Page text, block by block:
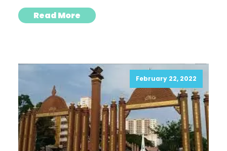
Read More
February 22, 2022